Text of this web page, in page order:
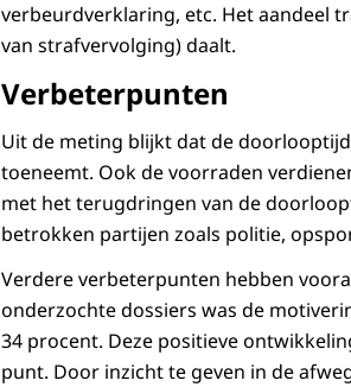
verbeurdverklaring, etc. Het aandeel
van strafvervolging) daalt.
Verbeterpunten
Uit de meting blijkt dat de
toeneemt. Ook de voorraden
met het terugdringen van de
betrokken partijen zoals politie,
Verdere verbeterpunten hebben
onderzochte dossiers was de
34 procent. Deze positieve
punt. Door inzicht te geven in de